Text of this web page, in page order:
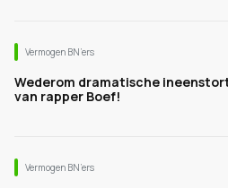
Vermogen BN’ers
Wederom dramatische
van rapper Boef!
Vermogen BN’ers